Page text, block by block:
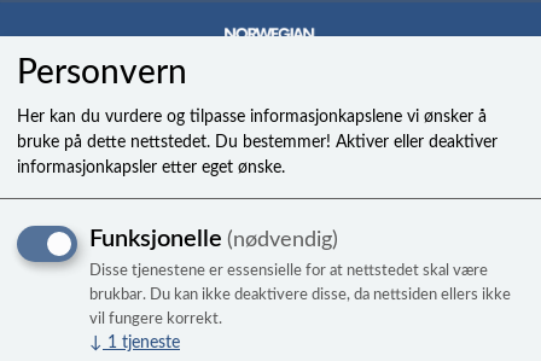
Clamp, double wire spring
Personvern
Her kan du vurdere og tilpasse informasjonkapslene vi ønsker å
bruke på dette nettstedet. Du bestemmer! Aktiver eller deaktiver
informasjonkapsler etter eget ønske.
Funksjonelle (nødvendig)
Disse tjenestene er essensielle for at nettstedet skal være
brukbar. Du kan ikke deaktivere disse, da nettsiden ellers ikke
vil fungere korrekt.
↓ 1 tjeneste